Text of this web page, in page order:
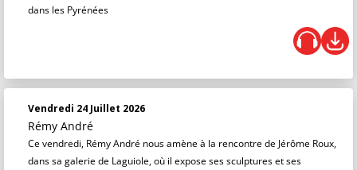
dans les Pyrénées
Vendredi 24 Juillet 2026
Rémy André
Ce vendredi, Rémy André nous amène à la rencontre de Jérôme Roux,
dans sa galerie de Laguiole, où il expose ses sculptures et ses